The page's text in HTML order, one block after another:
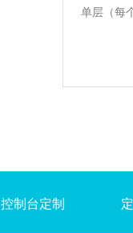
单层（每
控制台定制